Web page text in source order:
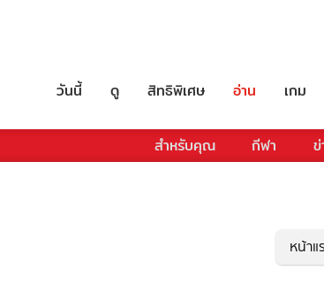
วันนี้ ดู สิทธิพิเศษ อ่าน เกม
สำหรับคุณ กีฬา
หน้าแ